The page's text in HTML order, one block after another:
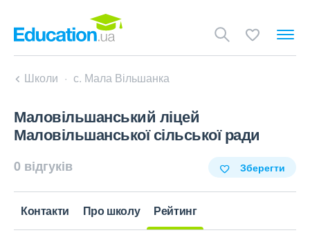
Школи с. Мала Вільшанка
Маловільшанський ліцей
Маловільшанської сільської ради
0 відгуків Зберегти
Контакти Про школу Рейтинг